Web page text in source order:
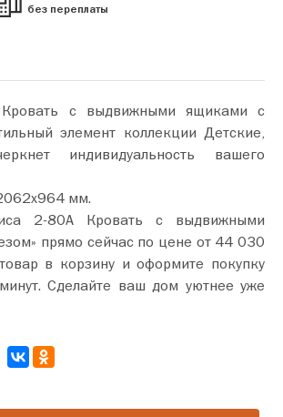
без переплаты
с выдвижными ящиками с
элемент коллекции Детские,
индивидуальность вашего
мм.
2-80А Кровать с выдвижными
прямо сейчас по цене от 44 030
Сделайте ваш дом уютнее уже